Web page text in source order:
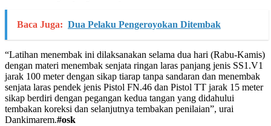
Baca Juga: Dua Pelaku Pengeroyokan Ditembak
“Latihan menembak ini dilaksanakan selama dua hari (Rabu-Kamis)
dengan materi menembak senjata ringan laras panjang jenis SS1.V1
jarak 100 meter dengan sikap tiarap tanpa sandaran dan menembak
senjata laras pendek jenis Pistol FN.46 dan Pistol TT jarak 15 meter
sikap berdiri dengan pegangan kedua tangan yang didahului
tembakan koreksi dan selanjutnya tembakan penilaian”, urai
Dankimarem.#osk